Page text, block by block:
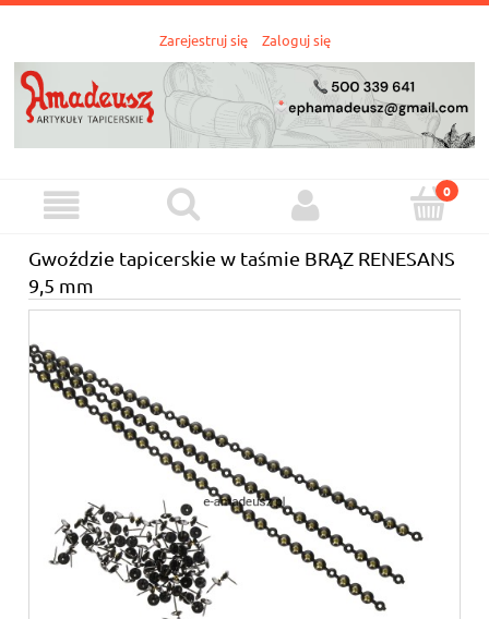
Zarejestruj się Zaloguj się
Gwoździe tapicerskie w taśmie BRĄZ RENESANS
9,5 mm